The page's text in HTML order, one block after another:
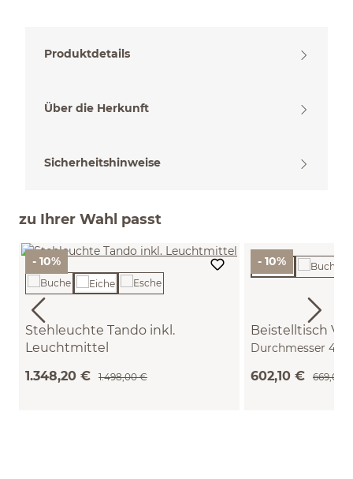
Produktdetails
Über die Herkunft
Sicherheitshinweise
zu Ihrer Wahl passt
- 10%
Stehleuchte Tando inkl.
Leuchtmittel
1.348,20 € 1.498,00 €
- 10%
Beistelltisch
Durchmesser 42
602,10 € 669,00